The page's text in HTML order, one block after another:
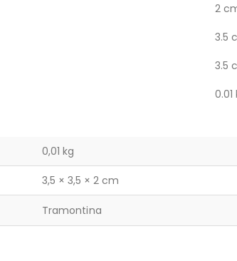
2
3.5
3.5
0.01
0,01 kg
3,5 × 3,5 × 2 cm
Tramontina